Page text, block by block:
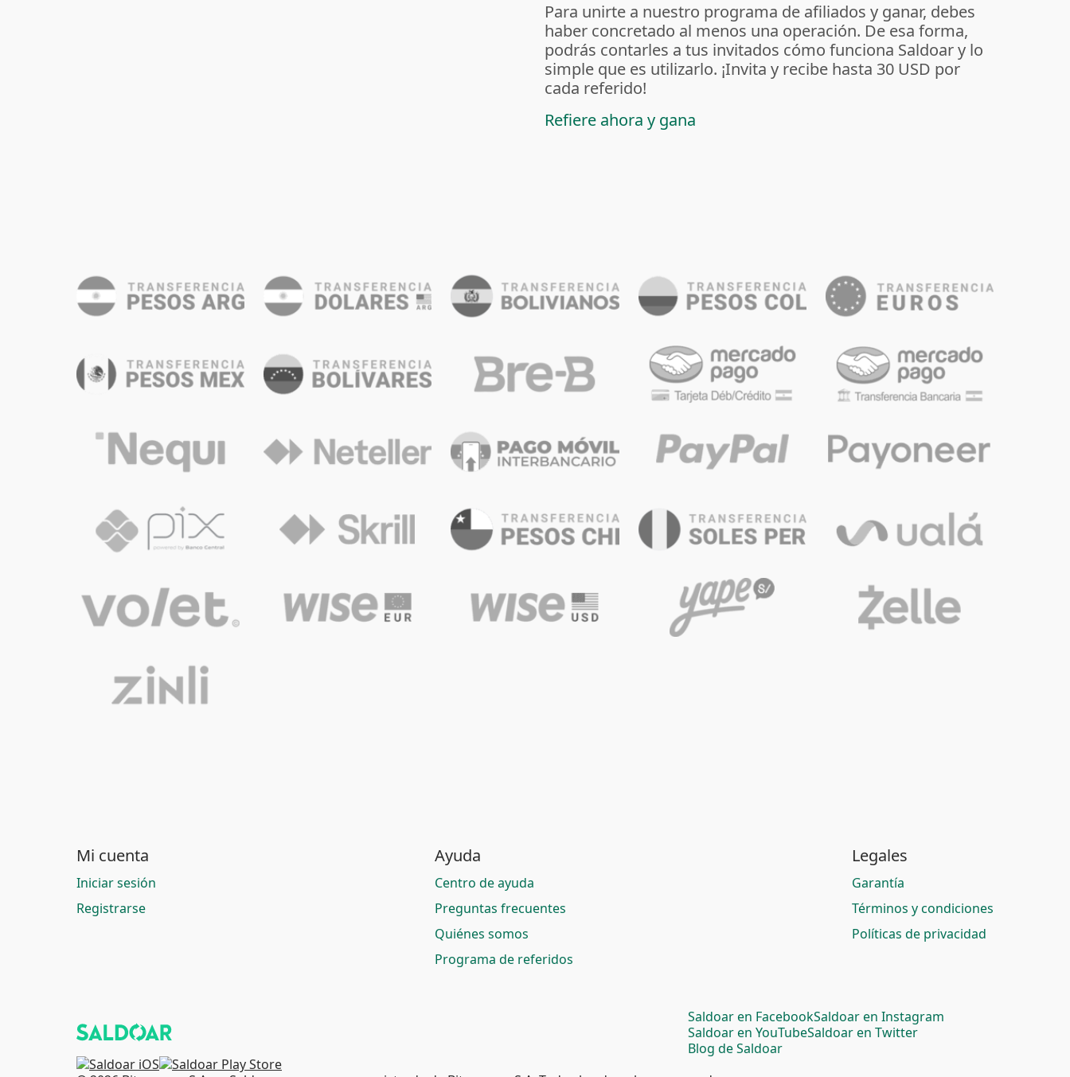
Para unirte a nuestro programa de afiliados y ganar, debes
haber concretado al menos una operación. De esa forma,
podrás contarles a tus invitados cómo funciona Saldoar y lo
simple que es utilizarlo. ¡Invita y recibe hasta 30 USD por
cada referido!
Refiere ahora y gana
Mi cuenta
Iniciar sesión
Registrarse
Ayuda
Centro de ayuda
Preguntas frecuentes
Quiénes somos
Programa de referidos
Legales
Garantía
Términos y condiciones
Políticas de privacidad
Saldoar en FacebookSaldoar en Instagram
Saldoar en YouTubeSaldoar en Twitter
Blog de Saldoar